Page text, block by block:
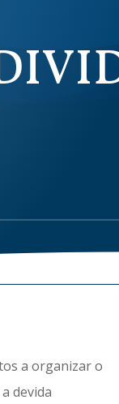
a organizar o
devida